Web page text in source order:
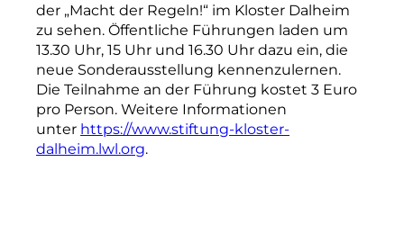
der „Macht der Regeln!“ im Kloster Dalheim
zu sehen. Öffentliche Führungen laden um
13.30 Uhr, 15 Uhr und 16.30 Uhr dazu ein, die
neue Sonderausstellung kennenzulernen.
Die Teilnahme an der Führung kostet 3 Euro
pro Person. Weitere Informationen
unter https://www.stiftung-kloster-
dalheim.lwl.org.